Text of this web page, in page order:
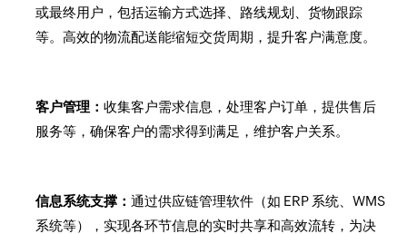
或最终用户，包括运输方式选择、路线规划、货物跟踪
等。高效的物流配送能缩短交货周期，提升客户满意度。
客户管理：收集客户需求信息，处理客户订单，提供售后
服务等，确保客户的需求得到满足，维护客户关系。
信息系统支撑：通过供应链管理软件（如 ERP 系统、WMS
系统等），实现各环节信息的实时共享和高效流转，为决